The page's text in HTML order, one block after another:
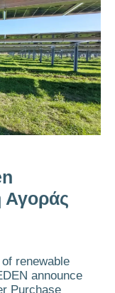
renewable
announce
Purchase